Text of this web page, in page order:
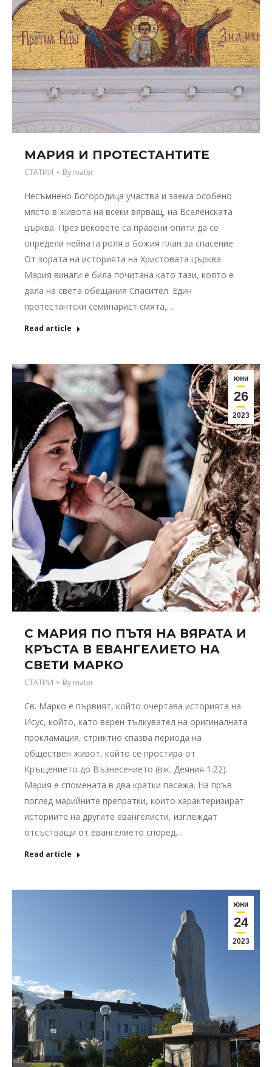
МАРИЯ И ПРОТЕСТАНТИТЕ
СТАТИИ By mater
Несъмнено Богородица участва и заема особено
място в живота на всеки вярващ, на Вселенската
църква. През вековете са правени опити да се
определи нейната роля в Божия план за спасение.
От зората на историята на Христовата църква
Мария винаги е била почитана като тази, която е
дала на света обещания Спасител. Един
протестантски семинарист смята,…
Read article
юни
26
2023
С МАРИЯ ПО ПЪТЯ НА ВЯРАТА И
КРЪСТА В ЕВАНГЕЛИЕТО НА
СВЕТИ МАРКО
СТАТИИ By mater
Св. Марко е първият, който очертава историята на
Исус, който, като верен тълкувател на оригиналната
прокламация, стриктно спазва периода на
обществен живот, който се простира от
Кръщението до Възнесението (вж. Деяния 1:22).
Мария е спомената в два кратки пасажа. На пръв
поглед марийните препратки, които характеризират
историите на другите евангелисти, изглеждат
отсъстващи от евангелието според…
Read article
юни
24
2023